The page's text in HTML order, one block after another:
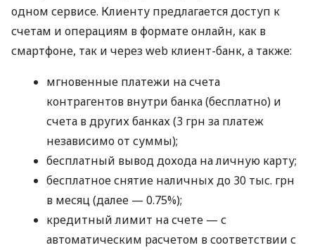
одном сервисе. Клиенту предлагается доступ к
счетам и операциям в формате онлайн, как в
смартфоне, так и через web клиент-банк, а также:
мгновенные платежи на счета
контрагентов внутри банка (бесплатно) и
счета в других банках (3 грн за платеж
независимо от суммы);
бесплатный вывод дохода на личную карту;
бесплатное снятие наличных до 30 тыс. грн
в месяц (далее — 0.75%);
кредитный лимит на счете — с
автоматическим расчетом в соответствии с